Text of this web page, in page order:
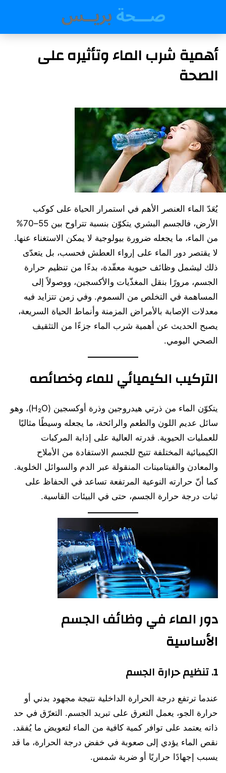
أهمية شرب الماء وتأثيره على
الصحة
يُعَدّ الماء العنصر الأهم في استمرار الحياة على كوكب
الأرض، فالجسم البشري يتكوّن بنسبة تتراوح بين 55–70%
من الماء، ما يجعله ضرورة بيولوجية لا يمكن الاستغناء عنها.
لا يقتصر دور الماء على إرواء العطش فحسب، بل يتعدّى
ذلك ليشمل وظائف حيوية معقّدة، بدءًا من تنظيم حرارة
الجسم، مرورًا بنقل المغذّيات والأكسجين، ووصولاً إلى
المساهمة في التخلص من السموم. وفي زمن تتزايد فيه
معدلات الإصابة بالأمراض المزمنة وأنماط الحياة السريعة،
يصبح الحديث عن أهمية شرب الماء جزءًا من التثقيف
الصحي اليومي.
التركيب الكيميائي للماء وخصائصه
يتكوّن الماء من ذرتي هيدروجين وذرة أوكسجين (H₂O)، وهو
سائل عديم اللون والطعم والرائحة، ما يجعله وسيطًا مثاليًا
للعمليات الحيوية. قدرته العالية على إذابة المركبات
الكيميائية المختلفة تتيح للجسم الاستفادة من الأملاح
والمعادن والفيتامينات المنقولة عبر الدم والسوائل الخلوية.
كما أنّ حرارته النوعية المرتفعة تساعد في الحفاظ على
ثبات درجة حرارة الجسم، حتى في البيئات القاسية.
دور الماء في وظائف الجسم
الأساسية
1. تنظيم حرارة الجسم
عندما ترتفع درجة الحرارة الداخلية نتيجة مجهود بدني أو
حرارة الجو، يعمل التعرق على تبريد الجسم. التعرّق في حد
ذاته يعتمد على توافر كمية كافية من الماء لتعويض ما يُفقد.
نقص الماء يؤدي إلى صعوبة في خفض درجة الحرارة، ما قد
يسبب إجهادًا حراريًا أو ضربة شمس.